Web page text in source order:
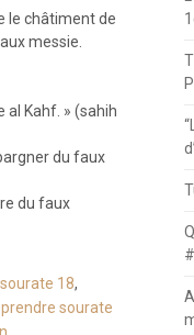
le châtiment de
messie.
al Kahf. » (sahih
du faux
du faux
18,
sourate